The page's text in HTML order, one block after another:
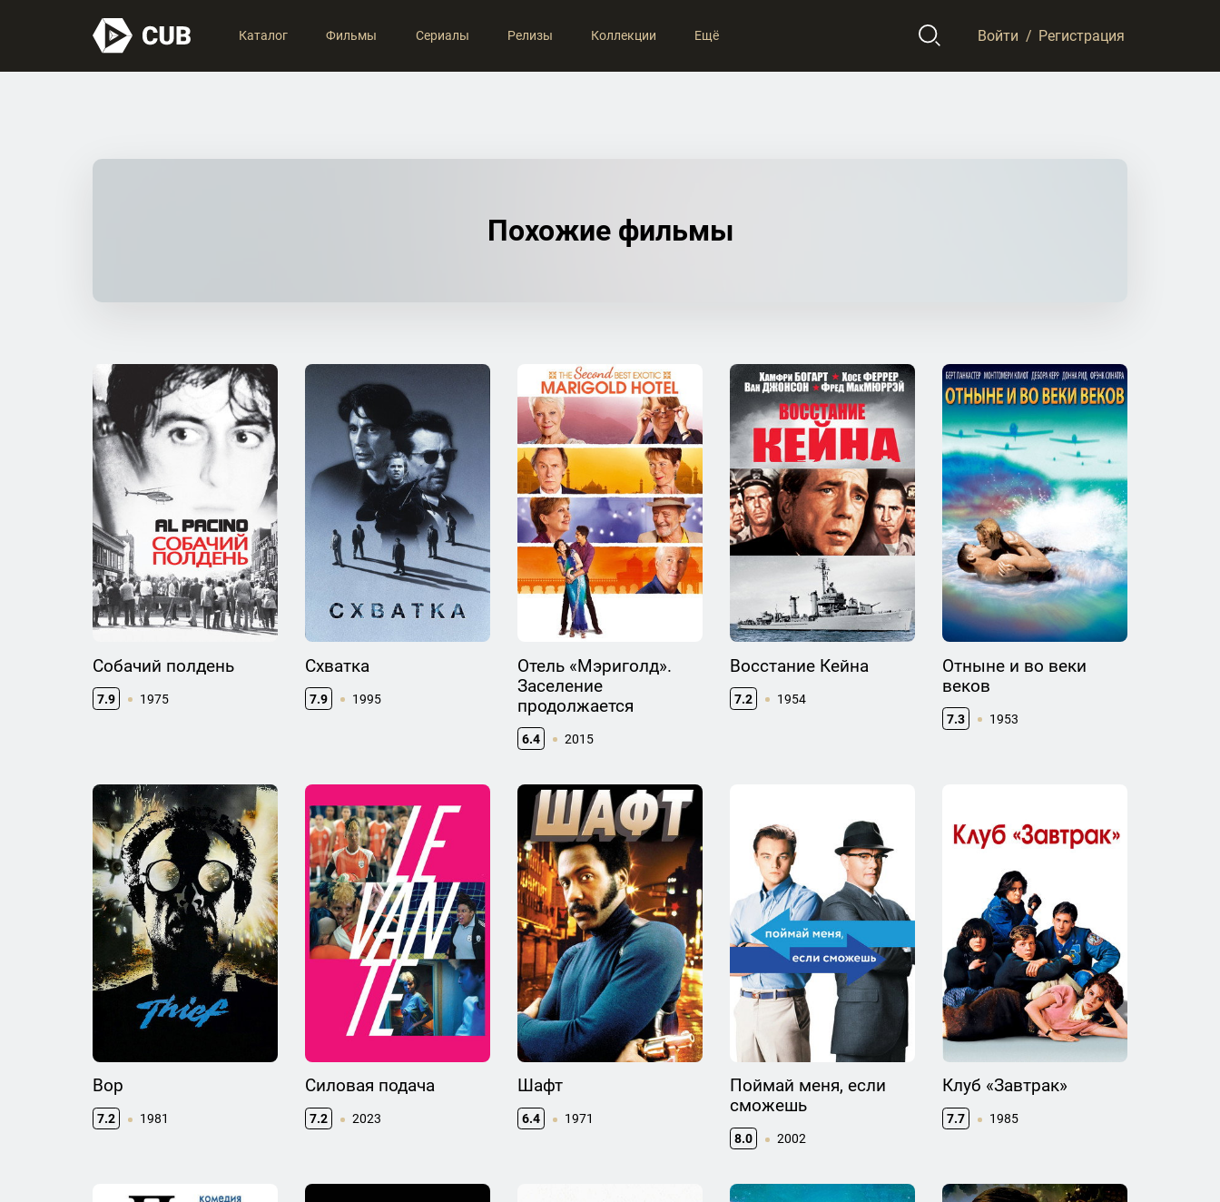
Каталог Фильмы Сериалы Релизы Коллекции Ещё Войти / Регистрация
Похожие фильмы
Собачий полдень
7.9 1975
Схватка
7.9 1995
Отель «Мэриголд».
Заселение
продолжается
6.4 2015
Восстание Кейна
7.2 1954
Отныне и во веки
веков
7.3 1953
Вор
7.2 1981
Силовая подача
7.2 2023
Шафт
6.4 1971
Поймай меня, если
сможешь
8.0 2002
Клуб «Завтрак»
7.7 1985